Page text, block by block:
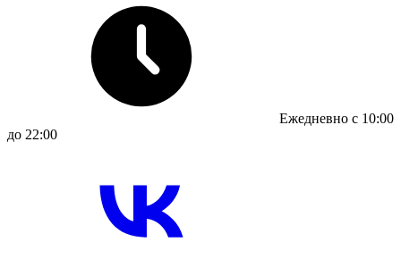
Ежедневно с 10:00
до 22:00